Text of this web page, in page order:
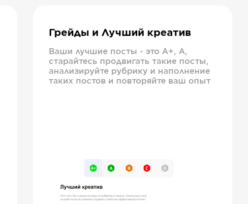
Грейды и Лучший креатив
Ваши лучшие посты - это А+, А,
старайтесь продвигать такие посты,
анализируйте рубрику и наполнение
таких постов и повторяйте ваш опыт